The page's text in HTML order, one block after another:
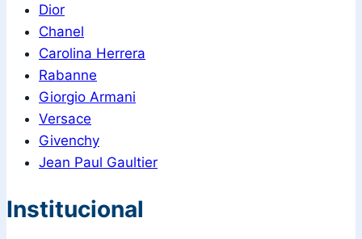
Dior
Chanel
Carolina Herrera
Rabanne
Giorgio Armani
Versace
Givenchy
Jean Paul Gaultier
Institucional